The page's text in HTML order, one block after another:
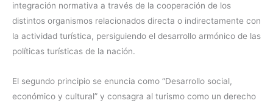
integración normativa a través de la cooperación de los
distintos organismos relacionados directa o indirectamente con
la actividad turística, persiguiendo el desarrollo armónico de las
políticas turísticas de la nación.
El segundo principio se enuncia como “Desarrollo social,
económico y cultural” y consagra al turismo como un derecho